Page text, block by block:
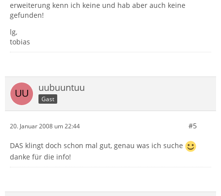
erweiterung kenn ich keine und hab aber auch keine
gefunden!
lg,
tobias
uubuuntuu
Gast
20. Januar 2008 um 22:44 #5
DAS klingt doch schon mal gut, genau was ich suche
danke für die info!